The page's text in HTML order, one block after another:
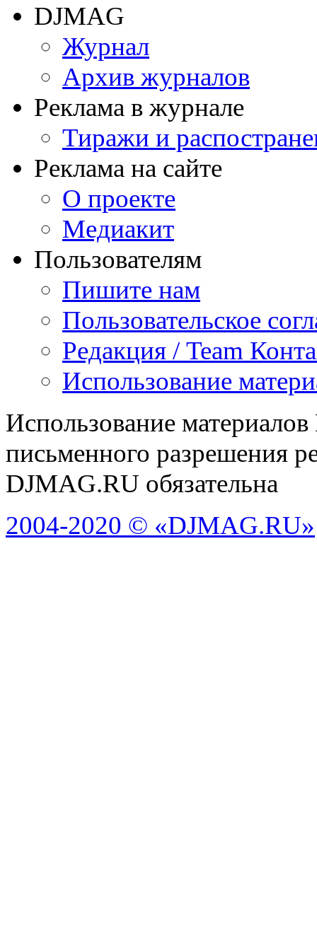
DJMAG
Журнал
Архив журналов
Реклама в журнале
Тиражи и
Реклама на сайте
О проекте
Медиакит
Пользователям
Пишите нам
Пользовательское
Редакция / Team
Использование
Использование
письменного разрешения
DJMAG.RU обязательна
2004-2020 © «DJMAG.RU»